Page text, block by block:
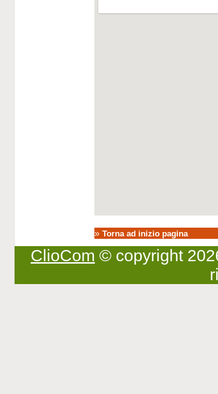
» Torna ad inizio pagina
ClioCom © copyright